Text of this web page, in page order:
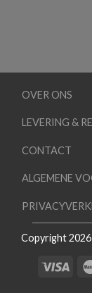
OVER ONS
LEVERING &
CONTACT
ALGEMENE
Copyright